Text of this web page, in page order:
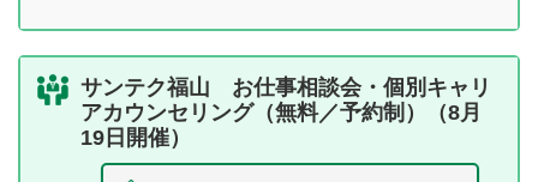
サンテク福山 お仕事相談会・個別キャリ
アカウンセリング（無料／予約制）（8月
19日開催）